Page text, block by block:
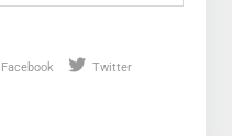
Facebook
Twitter